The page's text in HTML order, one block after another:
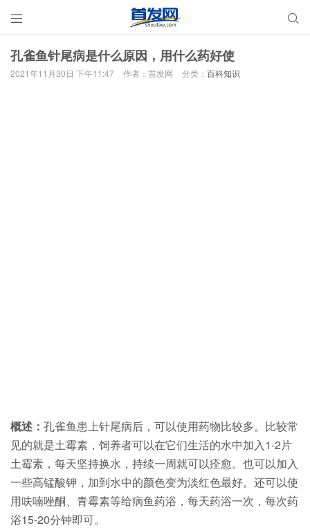
 
孔雀鱼针尾病是什么原因，用什么药好使
2021年11月30日 下午11:47 作者：首发网 分类： 百科知识
概述： 孔雀鱼患上针尾病后，可以使用药物比较多。比较常
见的就是土霉素，饲养者可以在它们生活的水中加入1-2片
土霉素，每天坚持换水，持续一周就可以痊愈。也可以加入
一些高锰酸钾，加到水中的颜色变为淡红色最好。还可以使
用呋喃唑酮、青霉素等给病鱼药浴，每天药浴一次，每次药
浴15-20分钟即可。